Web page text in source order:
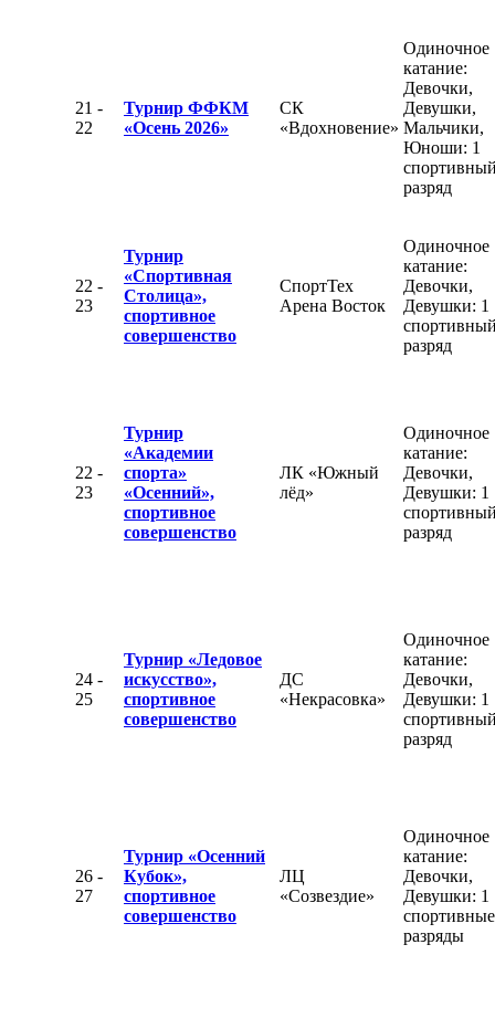
21 -
22
Турнир ФФКМ
«Осень 2026»
СК
«Вдохновение»
Одиночное
катание:
Девочки,
Девушки,
Мальчики,
Юноши: 1
разряд
22 -
23
Турнир
«Спортивная
Столица»,
спортивное
совершенство
СпортТех
Арена Восток
Одиночное
катание:
Девочки,
Девушки: 1
разряд
22 -
23
Турнир
«Академии
спорта»
«Осенний»,
спортивное
совершенство
ЛК «Южный
лёд»
Одиночное
катание:
Девочки,
Девушки: 1
разряд
24 -
25
Турнир «Ледовое
искусство»,
спортивное
совершенство
ДС
«Некрасовка»
Одиночное
катание:
Девочки,
Девушки: 1
разряд
26 -
27
Турнир «Осенний
Кубок»,
спортивное
совершенство
ЛЦ
«Созвездие»
Одиночное
катание:
Девочки,
Девушки: 1
спортивные
разряды